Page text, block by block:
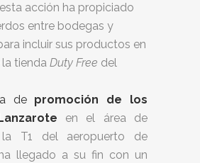
acción ha propiciado
entre bodegas y
incluir sus productos en
tienda Duty Free del
de promoción de los
en el área de
T1 del aeropuerto de
llegado a su fin con un